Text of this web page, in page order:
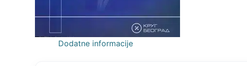
Dodatne informacije